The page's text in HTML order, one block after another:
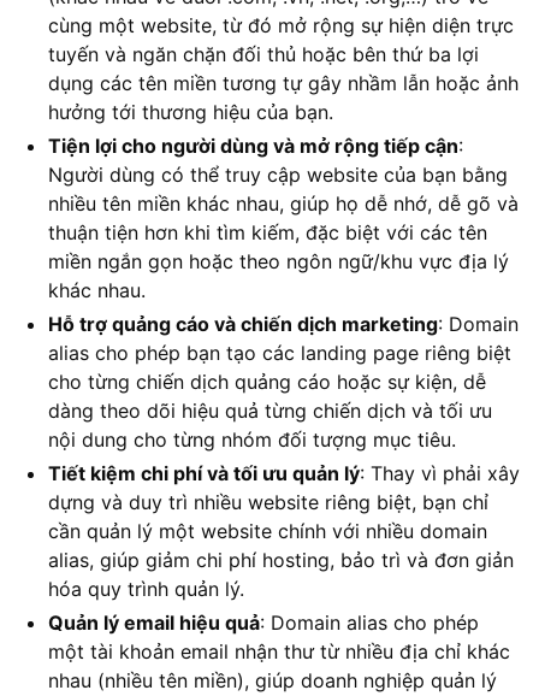
cùng một website, từ đó mở rộng sự hiện diện trực
tuyến và ngăn chặn đối thủ hoặc bên thứ ba lợi
dụng các tên miền tương tự gây nhầm lẫn hoặc ảnh
hưởng tới thương hiệu của bạn.
Tiện lợi cho người dùng và mở rộng tiếp cận:
Người dùng có thể truy cập website của bạn bằng
nhiều tên miền khác nhau, giúp họ dễ nhớ, dễ gõ và
thuận tiện hơn khi tìm kiếm, đặc biệt với các tên
miền ngắn gọn hoặc theo ngôn ngữ/khu vực địa lý
khác nhau.
Hỗ trợ quảng cáo và chiến dịch marketing: Domain
alias cho phép bạn tạo các landing page riêng biệt
cho từng chiến dịch quảng cáo hoặc sự kiện, dễ
dàng theo dõi hiệu quả từng chiến dịch và tối ưu
nội dung cho từng nhóm đối tượng mục tiêu.
Tiết kiệm chi phí và tối ưu quản lý: Thay vì phải xây
dựng và duy trì nhiều website riêng biệt, bạn chỉ
cần quản lý một website chính với nhiều domain
alias, giúp giảm chi phí hosting, bảo trì và đơn giản
hóa quy trình quản lý.
Quản lý email hiệu quả: Domain alias cho phép
một tài khoản email nhận thư từ nhiều địa chỉ khác
nhau (nhiều tên miền), giúp doanh nghiệp quản lý